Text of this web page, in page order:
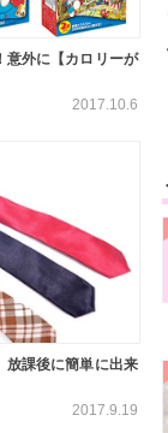
意外に【カロリーが
2017.10.6
放課後に簡単に出来
2017.9.19